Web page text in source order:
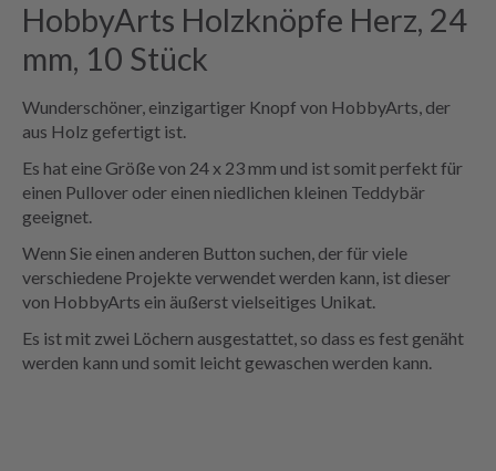
HobbyArts Holzknöpfe Herz, 24
mm, 10 Stück
Wunderschöner, einzigartiger Knopf von HobbyArts, der
aus Holz gefertigt ist.
Es hat eine Größe von 24 x 23 mm und ist somit perfekt für
einen Pullover oder einen niedlichen kleinen Teddybär
geeignet.
Wenn Sie einen anderen Button suchen, der für viele
verschiedene Projekte verwendet werden kann, ist dieser
von HobbyArts ein äußerst vielseitiges Unikat.
Es ist mit zwei Löchern ausgestattet, so dass es fest genäht
werden kann und somit leicht gewaschen werden kann.